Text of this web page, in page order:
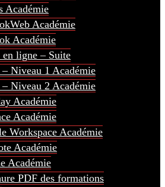
Académie
Académie
Académie
ligne – Suite
Niveau 1 Académie
Niveau 2 Académie
Académie
Académie
Workspace Académie
Académie
Académie
PDF des formations